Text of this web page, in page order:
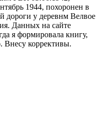
1944, похоронен в
дороги у деревнм Велвое
Данных на сайте
я формировала книгу,
Внесу коррективы.